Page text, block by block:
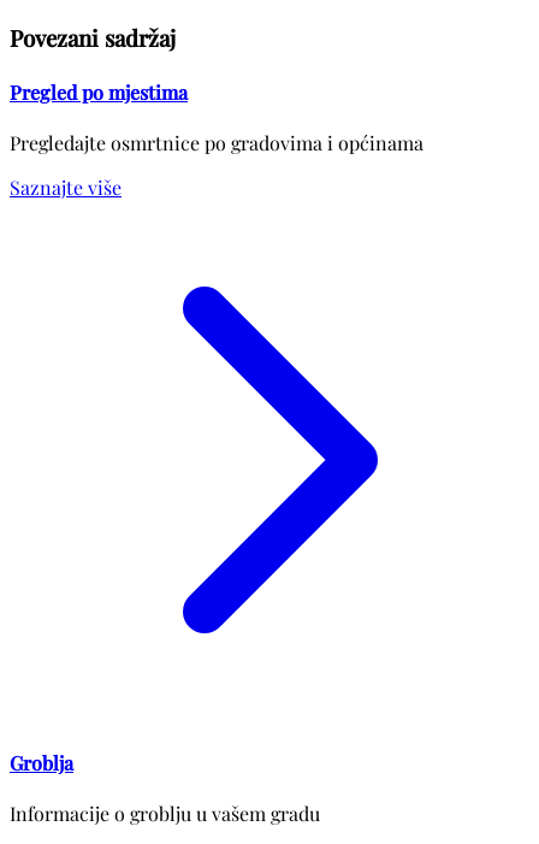
Povezani sadržaj
Pregled po mjestima
Pregledajte osmrtnice po gradovima i općinama
Saznajte više
Groblja
Informacije o groblju u vašem gradu